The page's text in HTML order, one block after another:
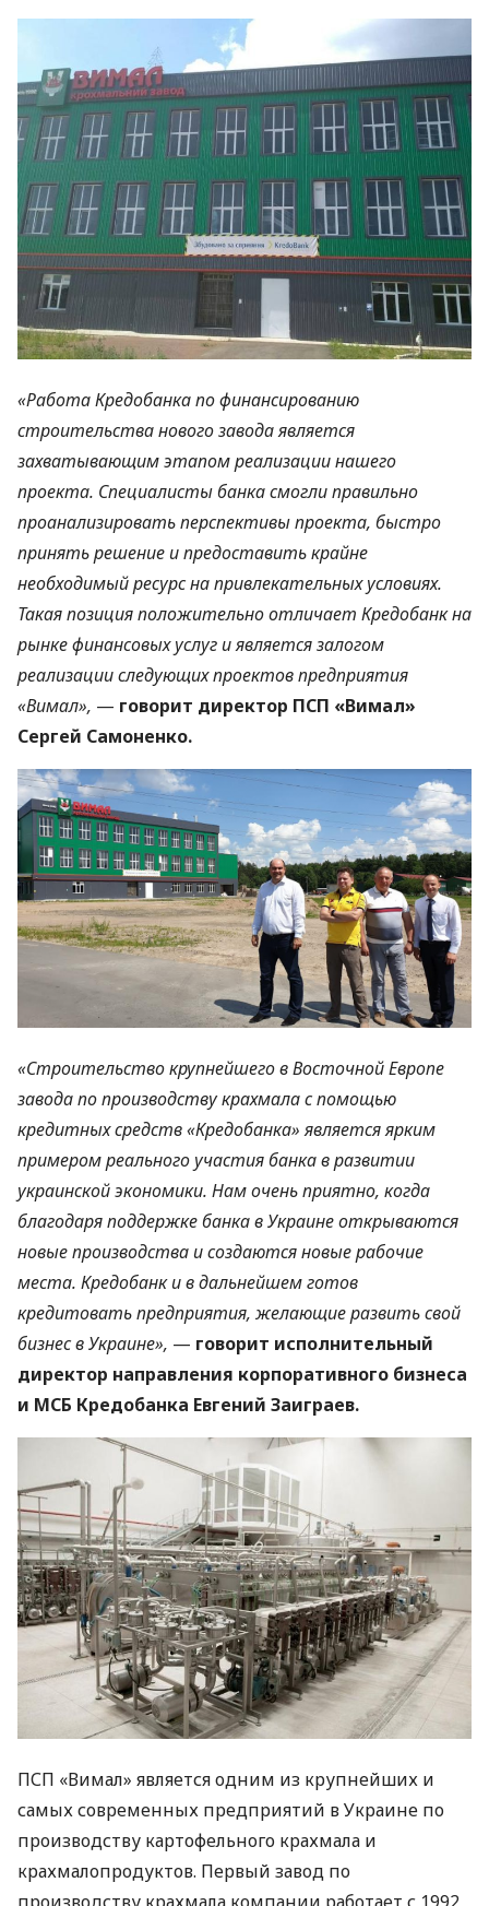
«Работа Кредобанка по финансированию
строительства нового завода является
захватывающим этапом реализации нашего
проекта. Специалисты банка смогли правильно
проанализировать перспективы проекта, быстро
принять решение и предоставить крайне
необходимый ресурс на привлекательных условиях.
Такая позиция положительно отличает Кредобанк на
рынке финансовых услуг и является залогом
реализации следующих проектов предприятия
«Вимал», — говорит директор ПСП «Вимал»
Сергей Самоненко.
«Строительство крупнейшего в Восточной Европе
завода по производству крахмала с помощью
кредитных средств «Кредобанка» является ярким
примером реального участия банка в развитии
украинской экономики. Нам очень приятно, когда
благодаря поддержке банка в Украине открываются
новые производства и создаются новые рабочие
места. Кредобанк и в дальнейшем готов
кредитовать предприятия, желающие развить свой
бизнес в Украине», — говорит исполнительный
директор направления корпоративного бизнеса
и МСБ Кредобанка Евгений Заиграев.
ПСП «Вимал» является одним из крупнейших и
самых современных предприятий в Украине по
производству картофельного крахмала и
крахмалопродуктов. Первый завод по